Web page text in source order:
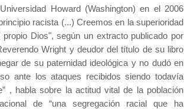
Howard (Washington) en el 2006
racista (...) Creemos en la superioridad
Dios", según un extracto publicado por
Wright y deudor del título de su libro
de su paternidad ideológica y no dudó en
ante los ataques recibidos siendo todavía
, habla sobre la actitud vital de la población
de “una segregación racial que ha